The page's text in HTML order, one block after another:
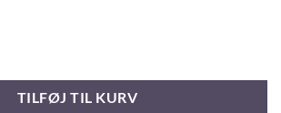
TILFØJ TIL KURV